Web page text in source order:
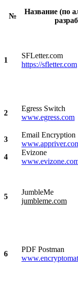
№
Название (по
1
SFLetter.com
https://sfletter.com
2
Egress Switch
www.egress.com
3
Email Encryption
4
Evizone
5
JumbleMe
jumbleme.com
6
PDF Postman